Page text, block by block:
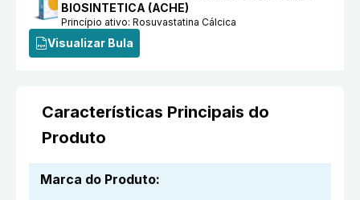
BIOSINTETICA (ACHE)
Princípio ativo:Rosuvastatina Cálcica
Visualizar Bula
Características Principais do
Produto
Marca do Produto: